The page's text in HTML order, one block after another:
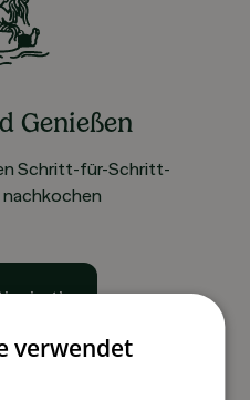
Genießen
Schritt-für-Schritt-
verwendet